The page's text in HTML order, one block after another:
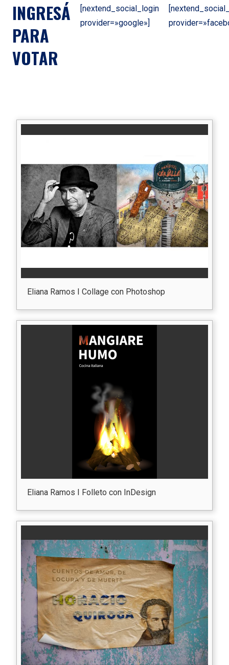
INGRESÁ
PARA
VOTAR
[nextend_social_login
provider=»google»]
Eliana Ramos I Collage con Photoshop
Eliana Ramos I Folleto con InDesign